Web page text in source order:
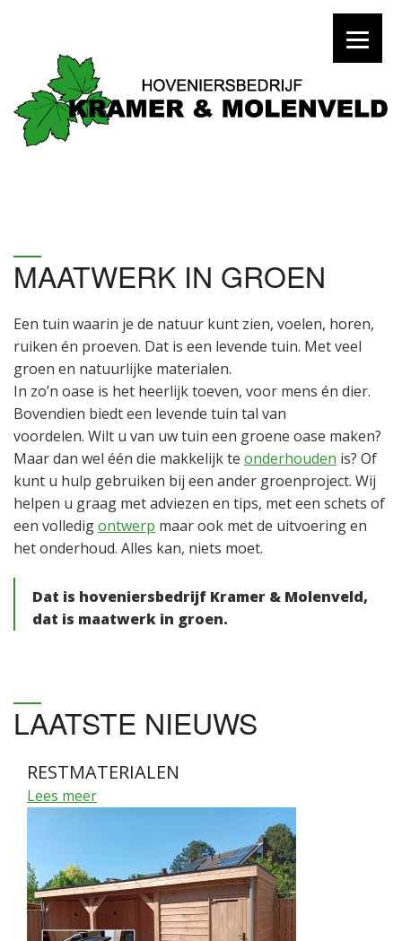
MAATWERK IN GROEN
Een tuin waarin je de natuur kunt zien, voelen, horen,
ruiken én proeven. Dat is een levende tuin. Met veel
groen en natuurlijke materialen.
In zo’n oase is het heerlijk toeven, voor mens én dier.
Bovendien biedt een levende tuin tal van
voordelen. Wilt u van uw tuin een groene oase maken?
Maar dan wel één die makkelijk te onderhouden is? Of
kunt u hulp gebruiken bij een ander groenproject. Wij
helpen u graag met adviezen en tips, met een schets of
een volledigontwerp maar ook met de uitvoering en
het onderhoud. Alles kan, niets moet.
Dat is hoveniersbedrijf Kramer & Molenveld,
dat is maatwerk in groen.
LAATSTE NIEUWS
RESTMATERIALEN
Lees meer